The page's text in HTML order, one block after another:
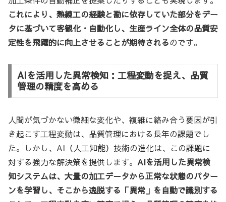
これにより、熟練工の経験と勘に依存していた部分をデー
タに基づいて客観化・自動化し、生産ライン全体の品質安
定性を飛躍的に向上させることが期待されるのです。
AIを活用した異常検知：工程変動を捉え、品質
管理の精度を高める
人間が気づかない微細な変化や、複雑に絡み合う要因が引
き起こす工程変動は、品質管理における長年の課題でし
た。しかし、AI（人工知能）技術の進化は、この課題に
対する強力な解決策を提供します。 AIを活用した異常検
知システムは、大量の加工データから正常な状態のパター
ンを学習し、そこから逸脱する「異常」を自動で識別する